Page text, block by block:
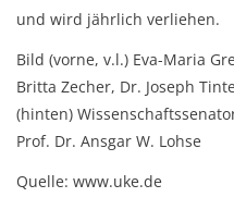
und wird jährlich verliehen.
Bild (vorne, v.l.) Eva-Maria
Britta Zecher, Dr. Joseph
(hinten)
Prof. Dr. Ansgar W. Lohse
Quelle: www.uke.de